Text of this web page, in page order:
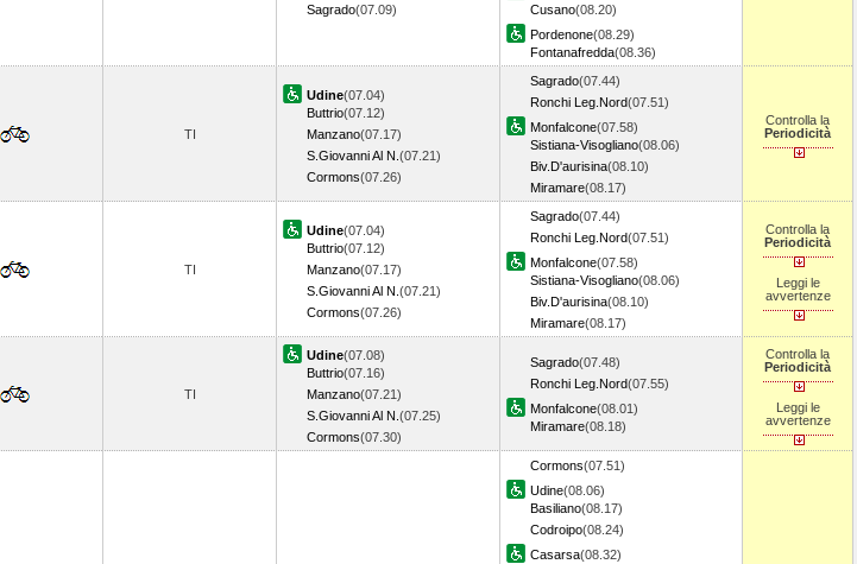
Sagrado(07.09)
Cusano(08.20)
Pordenone(08.29)
Fontanafredda(08.36)
TI
Udine(07.04)
Buttrio(07.12)
Manzano(07.17)
S.Giovanni Al N. (07.21)
Cormons(07.26)
Sagrado(07.44)
Ronchi Leg.Nord(07.51)
Monfalcone(07.58)
Sistiana-Visogliano(08.06)
Biv.D'aurisina(08.10)
Miramare(08.17)
Controlla la
Periodicità
TI
Udine(07.04)
Buttrio(07.12)
Manzano(07.17)
S.Giovanni Al N. (07.21)
Cormons(07.26)
Sagrado(07.44)
Ronchi Leg.Nord(07.51)
Monfalcone(07.58)
Sistiana-Visogliano(08.06)
Biv.D'aurisina(08.10)
Miramare(08.17)
Controlla la
Periodicità
Leggi le
avvertenze
TI
Udine(07.08)
Buttrio(07.16)
Manzano(07.21)
S.Giovanni Al N. (07.25)
Cormons(07.30)
Sagrado(07.48)
Ronchi Leg.Nord(07.55)
Monfalcone(08.01)
Miramare(08.18)
Controlla la
Periodicità
Leggi le
avvertenze
Cormons(07.51)
Udine(08.06)
Basiliano(08.17)
Codroipo(08.24)
Casarsa(08.32)